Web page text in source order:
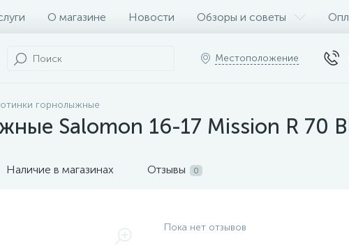
О магазине Новости Обзоры и советы
Местоположение
горнолыжные
Salomon 16-17 Mission R 70
Наличие в магазинах Отзывы 0
Пока нет отзывов